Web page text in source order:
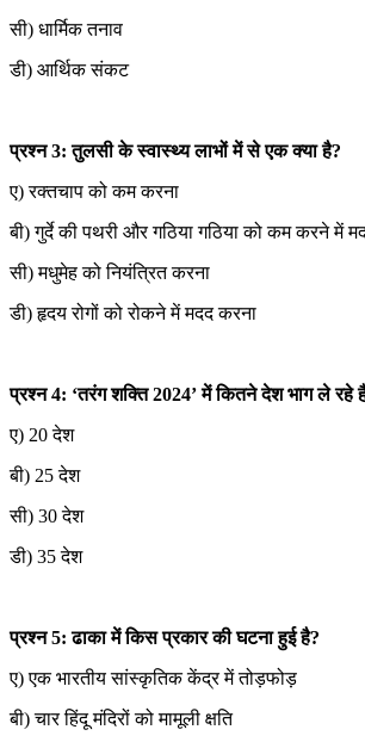
सी) धार्मिक तनाव
डी) आर्थिक संकट
प्रश्न 3: तुलसी के स्वास्थ्य लाभों में से एक क्या है?
ए) रक्तचाप को कम करना
बी) गुर्दे की पथरी और गठिया गठिया को कम करने में
सी) मधुमेह को नियंत्रित करना
डी) हृदय रोगों को रोकने में मदद करना
प्रश्न 4: ‘तरंग शक्ति 2024’ में कितने देश भाग ले रहे
ए) 20 देश
बी) 25 देश
सी) 30 देश
डी) 35 देश
प्रश्न 5: ढाका में किस प्रकार की घटना हुई है?
ए) एक भारतीय सांस्कृतिक केंद्र में तोड़फोड़
बी) चार हिंदू मंदिरों को मामूली क्षति